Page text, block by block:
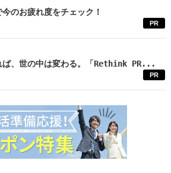
のお疲れ度をチェック！
PR
ば、世の中は変わる。「Rethink PR...
PR